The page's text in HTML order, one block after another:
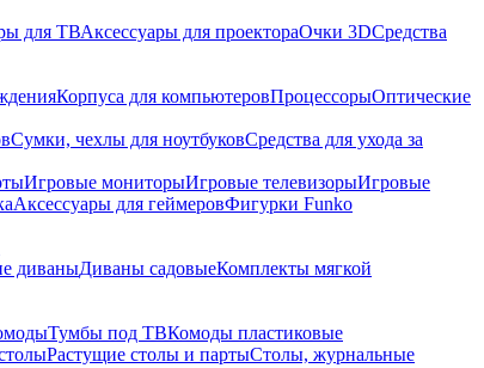
для ТВАксессуары для проектораОчки 3DСредства
Корпуса для компьютеровПроцессорыОптические
Сумки, чехлы для ноутбуковСредства для ухода за
Игровые мониторыИгровые телевизорыИгровые
Аксессуары для геймеровФигурки Funko
диваныДиваны садовыеКомплекты мягкой
Тумбы под ТВКомоды пластиковые
Растущие столы и партыСтолы, журнальные